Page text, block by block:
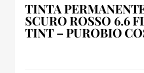
TINTA
SCURO ROSSO 6.6
TINT – PUROBIO